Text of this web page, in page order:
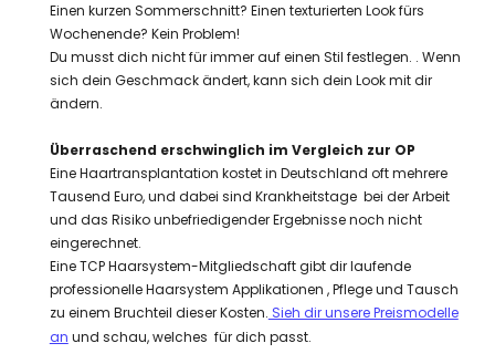
Einen kurzen Sommerschnitt? Einen texturierten Look fürs
Wochenende? Kein Problem!
Du musst dich nicht für immer auf einen Stil festlegen. . Wenn
sich dein Geschmack ändert, kann sich dein Look mit dir
ändern.
Überraschend erschwinglich im Vergleich zur OP
Eine Haartransplantation kostet in Deutschland oft mehrere
Tausend Euro, und dabei sind Krankheitstage bei der Arbeit
und das Risiko unbefriedigender Ergebnisse noch nicht
eingerechnet.
Eine TCP Haarsystem-Mitgliedschaft gibt dir laufende
professionelle Haarsystem Applikationen , Pflege und Tausch
zu einem Bruchteil dieser Kosten. Sieh dir unsere Preismodelle
an und schau, welches für dich passt.